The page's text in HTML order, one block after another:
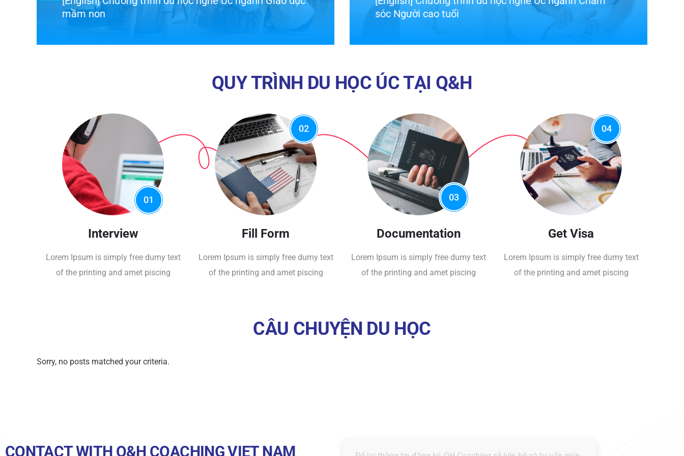
sóc Người cao tuổi
mầm non
QUY TRÌNH DU HỌC ÚC TẠI Q&H
01
Interview
Lorem Ipsum is simply free dumy text
of the printing and amet piscing
02
Fill Form
Lorem Ipsum is simply free dumy text
of the printing and amet piscing
03
Documentation
Lorem Ipsum is simply free dumy text
of the printing and amet piscing
04
Get Visa
Lorem Ipsum is simply free dumy text
of the printing and amet piscing
CÂU CHUYỆN DU HỌC
Sorry, no posts matched your criteria.
CONTACT WITH Q&H COACHING VIET NAM